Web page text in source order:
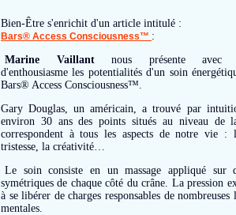
Bien-Être s'enrichit d'un article intitulé :
Bars® Access Consciousness™ :
Marine Vaillantnous présente avec
d'enthousiasme les potentialités d'un soin
Bars® Access Consciousness™.
Gary Douglas, un américain, a trouvé par
environ 30 ans des points situés au niveau de
correspondent à tous les aspects de notre vie
tristesse, la créativité…
Le soin consiste en un massage appliqué sur
symétriques de chaque côté du crâne. La pression
à se libérer de charges responsables de
mentales.